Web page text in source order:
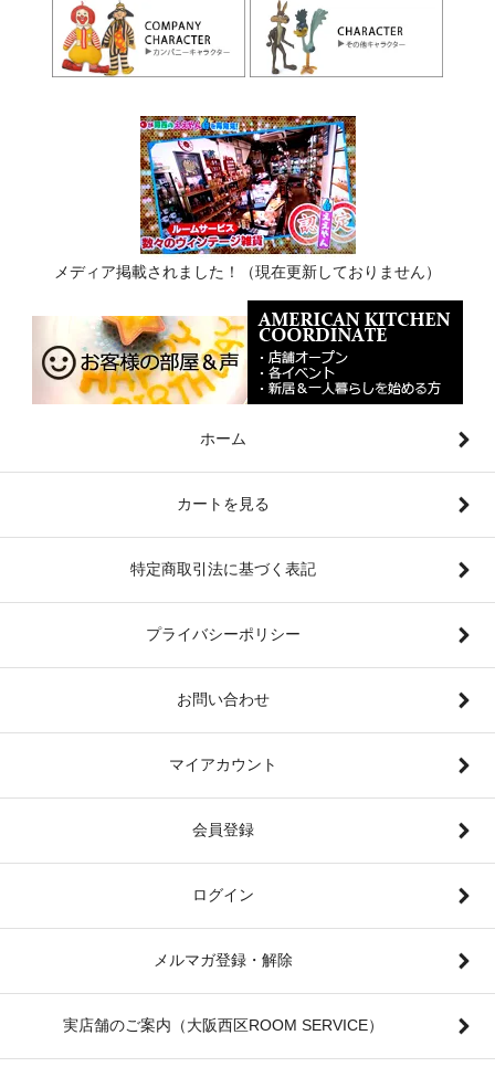
メディア掲載されました！（現在更新しておりません）
ホーム
カートを見る
特定商取引法に基づく表記
プライバシーポリシー
お問い合わせ
マイアカウント
会員登録
ログイン
メルマガ登録・解除
実店舗のご案内（大阪西区ROOM SERVICE）